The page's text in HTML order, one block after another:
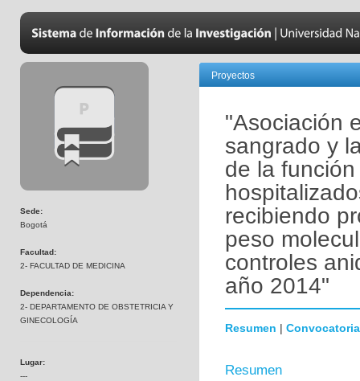
Sede:
Bogotá
Facultad:
2- FACULTAD DE MEDICINA
Dependencia:
2- DEPARTAMENTO DE OBSTETRICIA Y
GINECOLOGÍA
Lugar:
---
Proyectos
"Asociación
sangrado y
de la
recibiendo
peso
controles
año 2014"
Resumen | Convocatoria
Resumen